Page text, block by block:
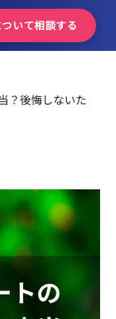
いて相談する
？後悔しないた